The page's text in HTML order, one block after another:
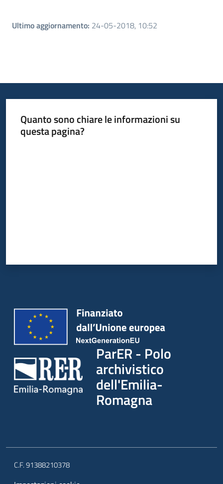
Ultimo aggiornamento: 24-05-2018, 10:52
Quanto sono chiare le informazioni su
questa pagina?
ParER - Polo
archivistico
dell'Emilia-
Romagna
C.F. 91388210378